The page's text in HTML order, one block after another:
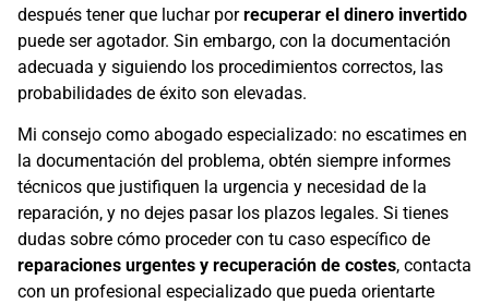
después tener que luchar porrecuperar el dinero invertido
puede ser agotador. Sin embargo, con la documentación
adecuada y siguiendo los procedimientos correctos, las
probabilidades de éxito son elevadas.
Mi consejo como abogado especializado: no escatimes en
la documentación del problema, obtén siempre informes
técnicos que justifiquen la urgencia y necesidad de la
reparación, y no dejes pasar los plazos legales. Si tienes
dudas sobre cómo proceder con tu caso específico de
reparaciones urgentes y recuperación de costes, contacta
con un profesional especializado que pueda orientarte